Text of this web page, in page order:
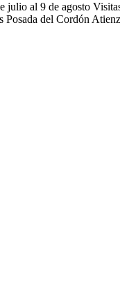
julio al 9 de agosto
Posada del Cordón